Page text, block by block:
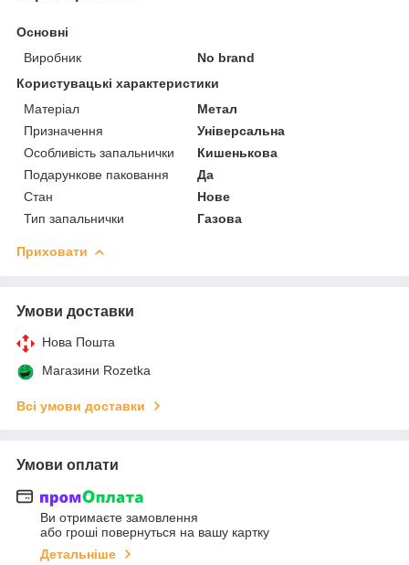
Основні
Виробник
No brand
Користувацькі характеристики
Матеріал
Метал
Призначення
Універсальна
Особливість запальнички
Кишенькова
Подарункове паковання
Да
Стан
Нове
Тип запальнички
Газова
Приховати
Умови доставки
Нова Пошта
Магазини Rozetka
Всі умови доставки
Умови оплати
Ви отримаєте замовлення
або гроші повернуться на вашу картку
Детальніше